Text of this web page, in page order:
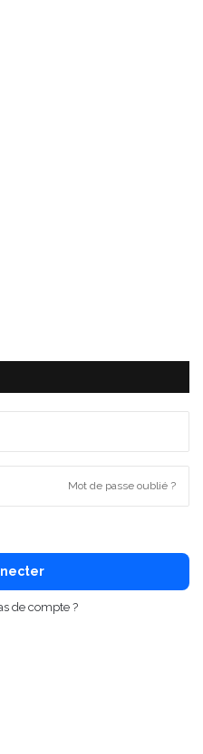
Mot de passe oublié ?
de compte ?